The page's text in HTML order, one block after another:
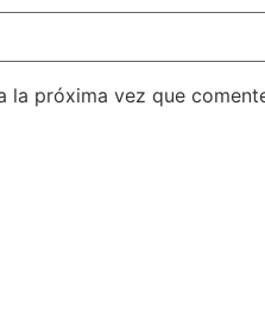
la próxima vez que